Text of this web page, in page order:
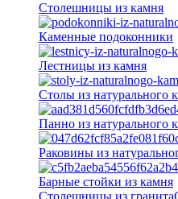
Столешницы из камня
Каменные подоконники
Лестницы из камня
Столы из натурального
Панно из натурального
Раковины из
Барные стойки из камня
Столешницы из гранита